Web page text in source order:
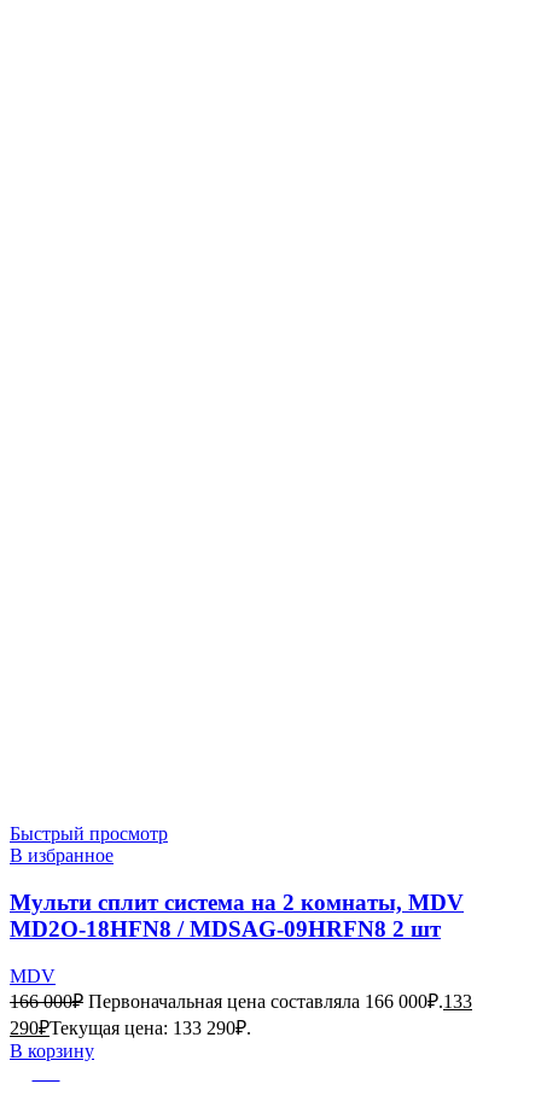
Быстрый просмотр
В избранное
Мульти сплит система на 2 комнаты, MDV
MD2O-18HFN8 / MDSAG-09HRFN8 2 шт
MDV
166 000₽ Первоначальная цена составляла 166 000₽.133
290₽Текущая цена: 133 290₽.
В корзину